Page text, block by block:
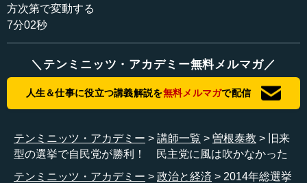
ん。こちらが２年前の朝日新聞で、これが今回の選挙の結
果を踏まえた朝日新聞です。しかし、紙面の作り方はほと
んど同じです。では、今回の選挙は一体何だったのでしょ
うか。
前回の選挙では、自公で３２０議席を超えて、衆議院の
３分の２を握り、安倍政権が誕生しました。その時の争点
民主党が壊滅的な敗北を喫し、５７議席まで落ち込みまし
た。今回は若干回復しましたが、基本的に自公との差はそ
れほど変わっていません。
方次第で変動する
7分02秒
＼テンミニッツ・アカデミー無料メルマガ／
人生＆仕事に役立つ講義解説を無料メルマガで配信
テンミニッツ・アカデミー 講師一覧 曽根泰教
旧来
型の選挙で自民党が勝利！ 民主党に風は吹かなかった
テンミニッツ・アカデミー
政治と経済
2014年総選挙